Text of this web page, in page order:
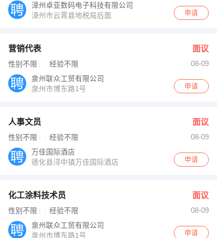
漳州卓亚数码电子科技有限公司
漳州市云霄县地税局后面
申请
营销代表 面议
性别不限 经验不限
08-09
泉州联众工贸有限公司
泉州市博东路1号
申请
人事文员 面议
性别不限 经验不限
08-09
万佳国际酒店
德化县浔中镇万佳国际酒店
申请
化工涂料技术员 面议
性别不限 经验不限
08-09
泉州联众工贸有限公司
泉州市博东路1号
申请